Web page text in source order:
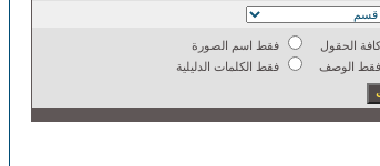
الحقول
فقط اسم الصورة
فقط الوصف
فقط الكلمات الدليلية